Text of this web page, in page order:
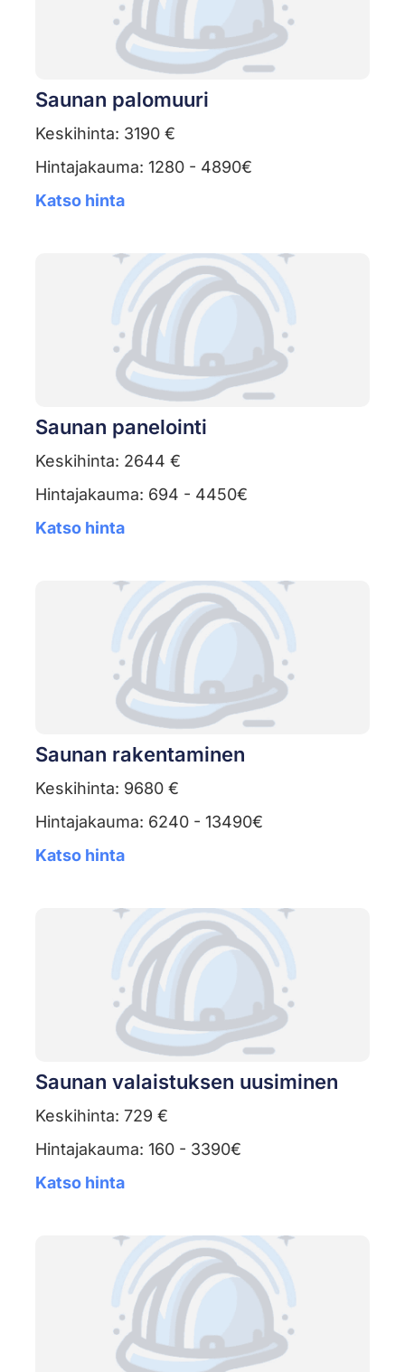
Saunan palomuuri
Keskihinta: 3190 €
Hintajakauma: 1280 - 4890€
Katso hinta
Saunan panelointi
Keskihinta: 2644 €
Hintajakauma: 694 - 4450€
Katso hinta
Saunan rakentaminen
Keskihinta: 9680 €
Hintajakauma: 6240 - 13490€
Katso hinta
Saunan valaistuksen uusiminen
Keskihinta: 729 €
Hintajakauma: 160 - 3390€
Katso hinta